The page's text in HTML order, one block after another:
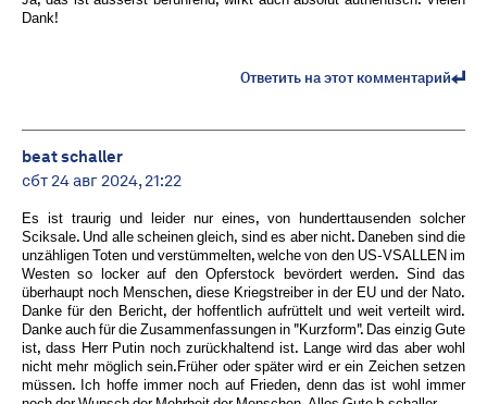
Dank!
Ответить на этот комментарий
beat schaller
сбт 24 авг 2024, 21:22
Es ist traurig und leider nur eines, von hunderttausenden solcher
Sciksale. Und alle scheinen gleich, sind es aber nicht. Daneben sind die
unzähligen Toten und verstümmelten, welche von den US-VSALLEN im
Westen so locker auf den Opferstock bevördert werden. Sind das
überhaupt noch Menschen, diese Kriegstreiber in der EU und der Nato.
Danke für den Bericht, der hoffentlich aufrüttelt und weit verteilt wird.
Danke auch für die Zusammenfassungen in "Kurzform". Das einzig Gute
ist, dass Herr Putin noch zurückhaltend ist. Lange wird das aber wohl
nicht mehr möglich sein.Früher oder später wird er ein Zeichen setzen
müssen. Ich hoffe immer noch auf Frieden, denn das ist wohl immer